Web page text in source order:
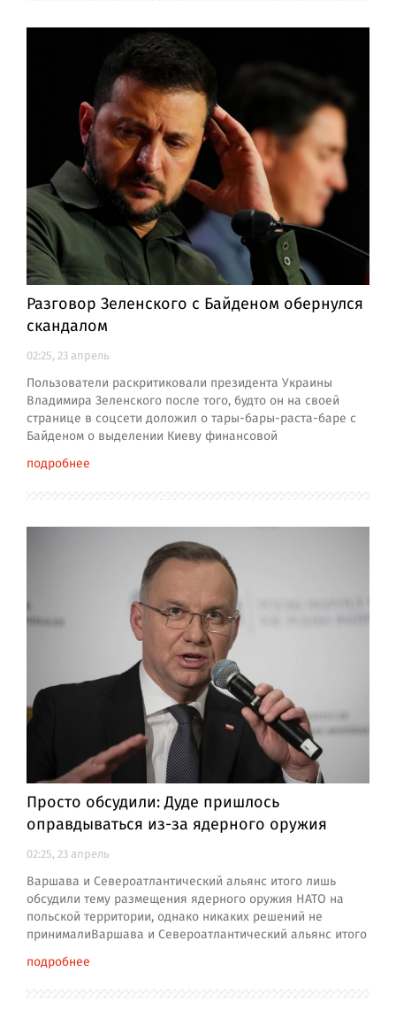
Разговор Зеленского с Байденом обернулся
скандалом
02:25, 23 апрель
Пользователи раскритиковали президента Украины
Владимира Зеленского после того, будто он на своей
странице в соцсети доложил о тары-бары-раста-баре с
Байденом о выделении Киеву финансовой
подробнее
Просто обсудили: Дуде пришлось
оправдываться из-за ядерного оружия
02:25, 23 апрель
Варшава и Североатлантический альянс итого лишь
обсудили тему размещения ядерного оружия НАТО на
польской территории, однако никаких решений не
принималиВаршава и Североатлантический альянс итого
подробнее